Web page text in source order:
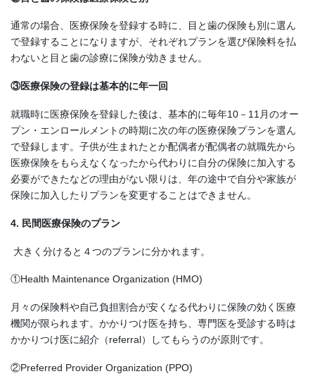
通常の場合、医療保険を登録する時に、目と歯の保険も別に選ん
で登録することになりますが、それぞれプランを選び保険料を払
わないと目と歯の診療に保険が効きません。
③医療保険の登録は基本的に年一回
就職時に医療保険を登録した後は、基本的に毎年10－11月のオー
プン・エンロールメントの時期に次の年の医療保険プランを選ん
で登録します。子供が生まれたとか配偶者が配偶者の就職先から
医療保険をもらえなくなったから代わりに自分の保険に加入する
必要ができたなどの理由がない限りは、年の途中で自分や家族が
保険に加入したりプランを変更することはできません。
4. 民間医療保険のプラン
大きく分けると４つのプランに分かれます。
①Health Maintenance Organization (HMO)
月々の保険料や自己負担割合が安くなる代わりに保険の効く医療
機関が限られます。かかりつけ医を持ち、専門医を受診する時は
かかりつけ医に紹介（referral）してもらうのが原則です。
②Preferred Provider Organization (PPO)